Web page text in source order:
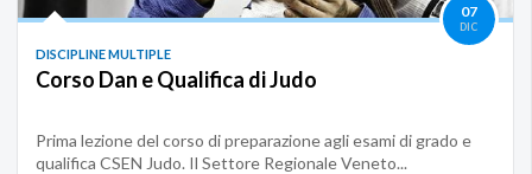
07
DIC
DISCIPLINE MULTIPLE
Corso Dan e Qualifica di Judo
Prima lezione del corso di preparazione agli esami di grado e
qualifica CSEN Judo. Il Settore Regionale Veneto...